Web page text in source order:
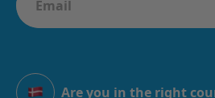
Are you in the right